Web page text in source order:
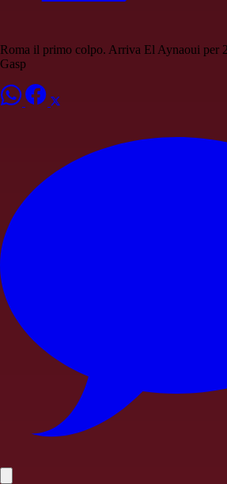
Roma il primo colpo. Arriva El Aynaoui per
Gasp